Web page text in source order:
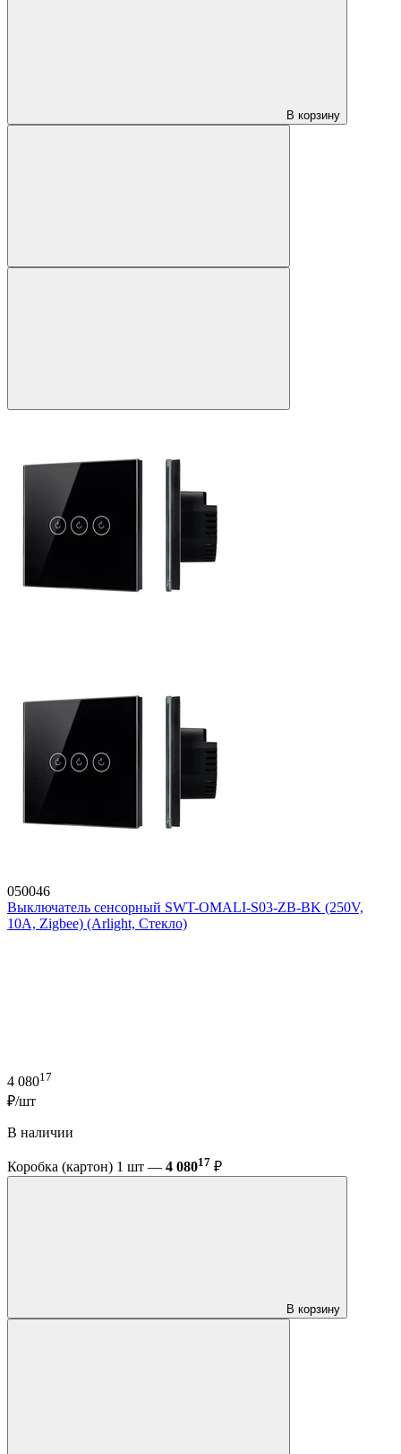
В корзину
050046
Выключатель сенсорный SWT-OMALI-S03-ZB-BK (250V,
10A, Zigbee) (Arlight, Стекло)
4 08017
₽/шт
В наличии
Коробка (картон) 1 шт — 4 08017 ₽
В корзину